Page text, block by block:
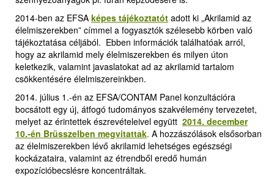
2014-ben az EFSA képes tájékoztatót adott ki „Akrilamid az
élelmiszerekben” címmel a fogyasztók szélesebb körben való
tájékoztatása céljából. Ebben információk találhatóak arról,
hogy az akrilamid mely élelmiszerekben és milyen úton
keletkezik, valamint javaslatokat ad az akrilamid tartalom
csökkentésére élelmiszereinkben.
2014. július 1.-én az EFSA/CONTAM Panel konzultációra
bocsátott egy új, átfogó tudományos szakvélemény tervezetet,
melyet az érintettek észrevételeivel együtt 2014. december
10.-én Brüsszelben megvitattak. A hozzászólások elsősorban
az élelmiszerekben lévő akrilamid lehetséges egészségi
kockázataira, valamint az étrendből eredő humán
expozícióbecslésre koncentráltak.